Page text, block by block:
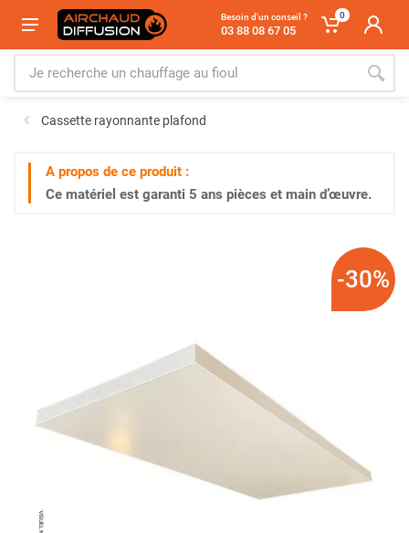
Besoin d'un conseil ?
03 88 08 67 05
0
Cassette rayonnante plafond
A propos de ce produit :
Ce matériel est garanti 5 ans pièces et main d’œuvre.
-30%